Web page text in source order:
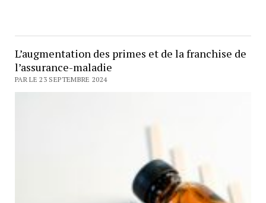
L’augmentation des primes et de la franchise de
l’assurance-maladie
PAR LE 23 SEPTEMBRE 2024